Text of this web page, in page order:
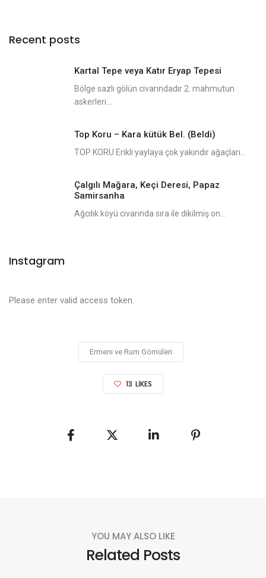
Recent posts
Kartal Tepe veya Katır Eryap Tepesi
Bölge sazlı gölün civarındadır 2. mahmutun
askerleri...
Top Koru – Kara kütük Bel. (Beldi)
TOP KORU Erikli yaylaya çok yakındır ağaçları...
Çalgılı Mağara, Keçi Deresi, Papaz
Samirsanha
Ağcılık köyü civarında sıra ile dikilmiş on...
Instagram
Please enter valid access token.
Ermeni ve Rum Gömüleri
13 LIKES
YOU MAY ALSO LIKE
Related Posts